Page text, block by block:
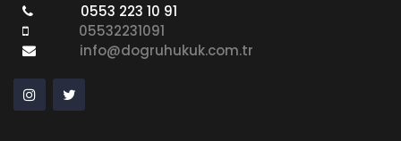
0553 223 10 91
05532231091
info@dogruhukuk.com.tr